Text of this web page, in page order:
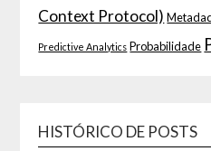
Context Protocol)
Predictive Analytics Probabilidade
HISTÓRICO DE POSTS